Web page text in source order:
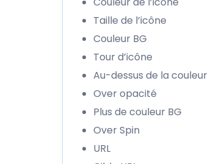
Taille de l’icône
Couleur BG
Tour d’icône
Au-dessus de la couleur
Over opacité
Plus de couleur BG
Over Spin
URL